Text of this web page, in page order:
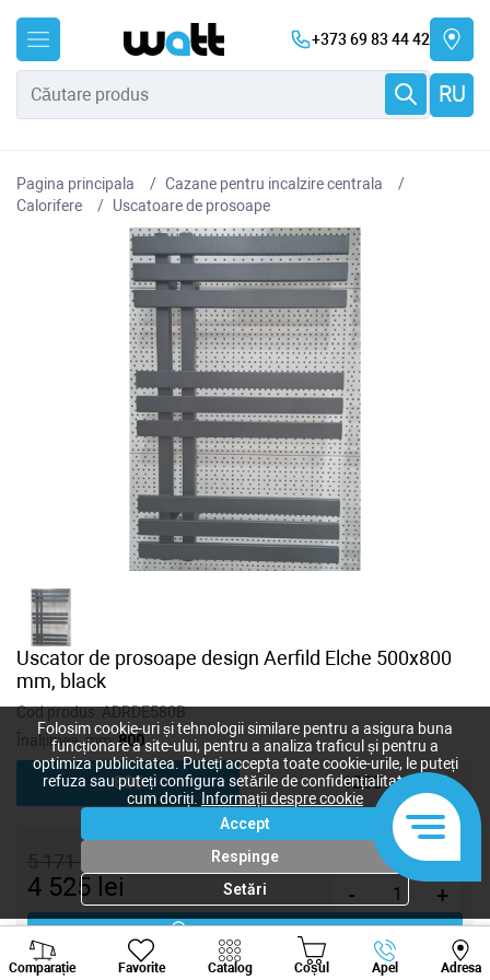
+373 69 83 44 42
RU
Pagina principala
Cazane pentru incalzire centrala
Сalorifere
Uscatoare de prosoape
Uscator de prosoape design Aerfild Elche 500x800
mm, black
Cod produs:ADRDE580B
Înalțimea, mm:800
800 1200
5 171lei
4 525 lei - +
Cumpără acum
Comparație Favorite Catalog Coșul Apel Adresa
Viber Whatsapp
Folosim cookie-uri și tehnologii similare pentru a asigura buna
funcționare a site-ului, pentru a analiza traficul și pentru a
optimiza publicitatea. Puteți accepta toate cookie-urile, le puteți
refuza sau puteți configura setările de confidențialitate după
cum doriți.
Informații despre cookie
Accept
Respinge
Setări